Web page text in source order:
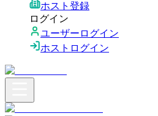
ホスト登録
ログイン
ユーザーログイン
ホストログイン